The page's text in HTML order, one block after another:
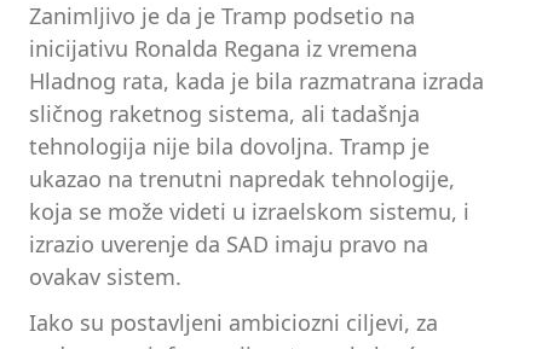
Zanimljivo je da je Tramp podsetio na
inicijativu Ronalda Regana iz vremena
Hladnog rata, kada je bila razmatrana izrada
sličnog raketnog sistema, ali tadašnja
tehnologija nije bila dovoljna. Tramp je
ukazao na trenutni napredak tehnologije,
koja se može videti u izraelskom sistemu, i
izrazio uverenje da SAD imaju pravo na
ovakav sistem.
Iako su postavljeni ambiciozni ciljevi, za